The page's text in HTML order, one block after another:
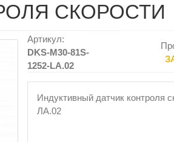
СКОРОСТИ
Артикул:
DKS-M30-81S-
1252-LA.02
Индуктивный датчик контроля
ЛА.02